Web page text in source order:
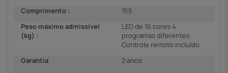
Comprimento :
155
Peso máximo admissível
(kg) :
LED de 16 cores 4
programas diferentes
Controle remoto incluído
Garantia
2 anos